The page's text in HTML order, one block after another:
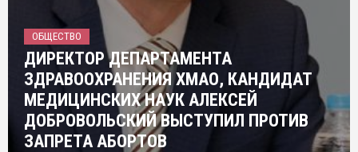
ОБЩЕСТВО
ДИРЕКТОР ДЕПАРТАМЕНТА
ЗДРАВООХРАНЕНИЯ ХМАО, КАНДИДАТ
МЕДИЦИНСКИХ НАУК АЛЕКСЕЙ
ДОБРОВОЛЬСКИЙ ВЫСТУПИЛ ПРОТИВ
ЗАПРЕТА АБОРТОВ